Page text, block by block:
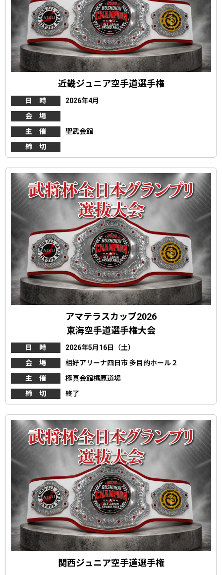
近畿ジュニア空手道選手権
日 時
2026年4月
会 場
主 催
聖武会館
締 切
アマテラスカップ2026
東海空手道選手権大会
日 時
2026年5月16日（土）
会 場
相好アリーナ四日市 多目的ホール２
主 催
極真会館梶原道場
締 切
終了
関西ジュニア空手道選手権